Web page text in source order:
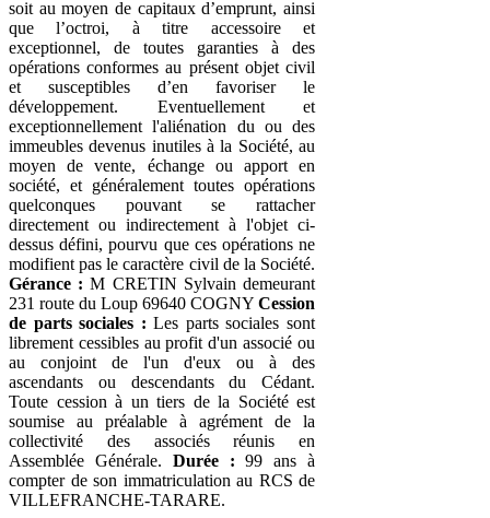
soit au moyen de capitaux d’emprunt, ainsi
que l’octroi, à titre accessoire et
exceptionnel, de toutes garanties à des
opérations conformes au présent objet civil
et susceptibles d’en favoriser le
développement. Eventuellement et
exceptionnellement l'aliénation du ou des
immeubles devenus inutiles à la Société, au
moyen de vente, échange ou apport en
société, et généralement toutes opérations
quelconques pouvant se rattacher
directement ou indirectement à l'objet ci-
dessus défini, pourvu que ces opérations ne
modifient pas le caractère civil de la Société.
Gérance : M CRETIN Sylvain demeurant
231 route du Loup 69640 COGNY Cession
de parts sociales : Les parts sociales sont
librement cessibles au profit d'un associé ou
au conjoint de l'un d'eux ou à des
ascendants ou descendants du Cédant.
Toute cession à un tiers de la Société est
soumise au préalable à agrément de la
collectivité des associés réunis en
Assemblée Générale. Durée : 99 ans à
compter de son immatriculation au RCS de
VILLEFRANCHE-TARARE.